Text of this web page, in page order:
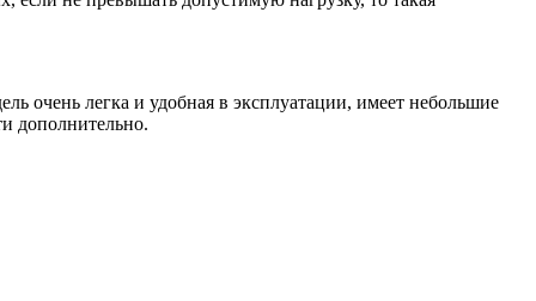
очень легка и удобная в эксплуатации, имеет небольшие
дополнительно.